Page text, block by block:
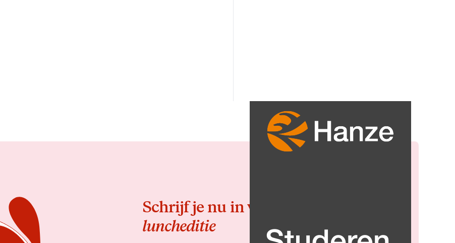
Schrijf je nu in voor de
luncheditie